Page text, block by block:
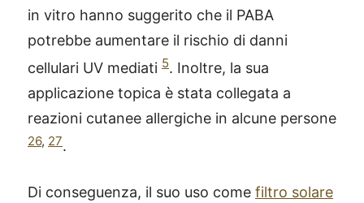
in vitro hanno suggerito che il PABA
potrebbe aumentare il rischio di danni
cellulari UV mediati 5. Inoltre, la sua
applicazione topica è stata collegata a
reazioni cutanee allergiche in alcune persone
26, 27.
Di conseguenza, il suo uso come filtro solare